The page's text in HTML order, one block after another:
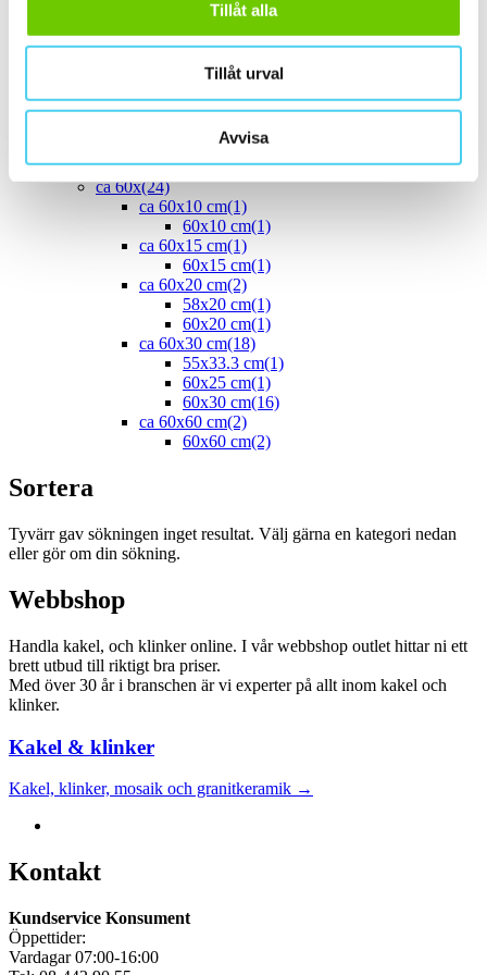
Tillåt alla
Tillåt urval
Avvisa
(2)
40x25 cm(5)
ca 50x(4)
(3)
(1)
Stora (60 - 120 cm)(24)
ca 60x(24)
ca 60x10 cm(1)
60x10 cm(1)
ca 60x15 cm(1)
60x15 cm(1)
ca 60x20 cm(2)
58x20 cm(1)
60x20 cm(1)
ca 60x30 cm(18)
55x33.3 cm(1)
60x25 cm(1)
60x30 cm(16)
ca 60x60 cm(2)
60x60 cm(2)
Sortera
Tyvärr gav sökningen inget resultat. Välj gärna en kategori nedan
eller gör om din sökning.
Webbshop
Handla kakel, och klinker online. I vår webbshop outlet hittar ni ett
brett utbud till riktigt bra priser.
Med över 30 år i branschen är vi experter på allt inom kakel och
klinker.
Kakel & klinker
Kakel, klinker, mosaik och granitkeramik →
Kontakt
Kundservice Konsument
Öppettider:
Vardagar 07:00-16:00